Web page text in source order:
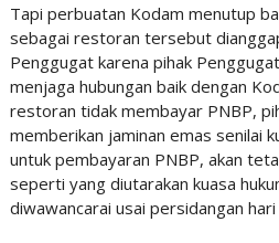
Tapi perbuatan Kodam menutup
sebagai restoran tersebut
Penggugat karena pihak
menjaga hubungan baik dengan
restoran tidak membayar PNBP,
memberikan jaminan emas senilai
untuk pembayaran PNBP, akan
seperti yang diutarakan kuasa
diwawancarai usai persidangan